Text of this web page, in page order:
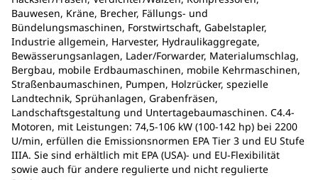
Bauwesen, Kräne, Brecher, Fällungs- und
Bündelungsmaschinen, Forstwirtschaft, Gabelstapler,
Industrie allgemein, Harvester, Hydraulikaggregate,
Bewässerungsanlagen, Lader/Forwarder, Materialumschlag,
Bergbau, mobile Erdbaumaschinen, mobile Kehrmaschinen,
Straßenbaumaschinen, Pumpen, Holzrücker, spezielle
Landtechnik, Sprühanlagen, Grabenfräsen,
Landschaftsgestaltung und Untertagebaumaschinen. C4.4-
Motoren, mit Leistungen: 74,5-106 kW (100-142 hp) bei 2200
U/min, erfüllen die Emissionsnormen EPA Tier 3 und EU Stufe
IIIA. Sie sind erhältlich mit EPA (USA)- und EU-Flexibilität
sowie auch für andere regulierte und nicht regulierte